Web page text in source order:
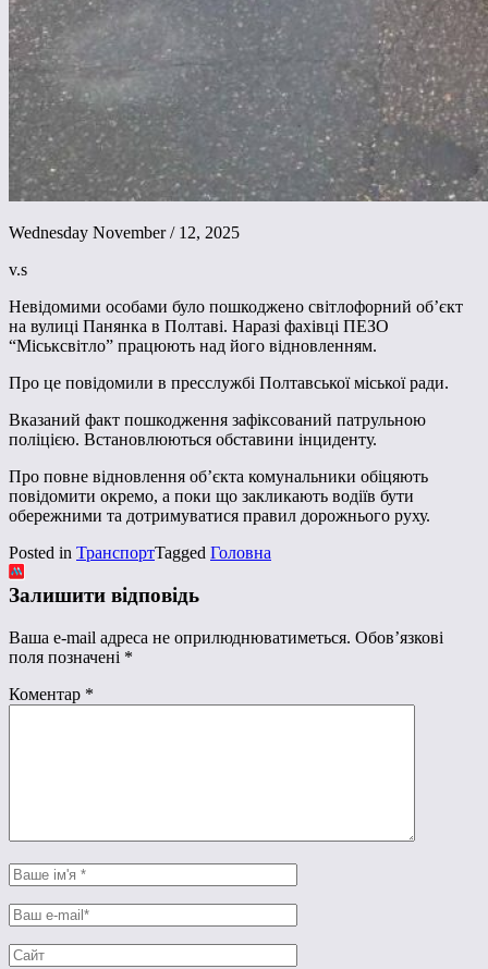
Wednesday November / 12, 2025
v.s
Невідомими особами було пошкоджено світлофорний об’єкт
на вулиці Панянка в Полтаві. Наразі фахівці ПЕЗО
“Міськсвітло” працюють над його відновленням.
Про це повідомили в пресслужбі Полтавської міської ради.
Вказаний факт пошкодження зафіксований патрульною
поліцією. Встановлюються обставини інциденту.
Про повне відновлення обʼєкта комунальники обіцяють
повідомити окремо, а поки що закликають водіїв бути
обережними та дотримуватися правил дорожнього руху.
Posted in ТранспортTagged Головна
Залишити відповідь
Ваша e-mail адреса не оприлюднюватиметься. Обов’язкові
поля позначені *
Коментар *